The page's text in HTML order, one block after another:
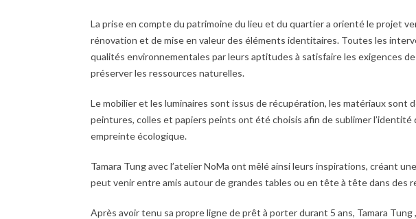
La prise en compte du patrimoine du lieu et du quartier a orienté le projet
rénovation et de mise en valeur des éléments identitaires. Toutes les
qualités environnementales par leurs aptitudes à satisfaire les exigences
préserver les ressources naturelles.
Le mobilier et les luminaires sont issus de récupération, les matériaux sont
peintures, colles et papiers peints ont été choisis afin de sublimer
empreinte écologique.
Tamara Tung avec l’atelier NoMa ont mêlé ainsi leurs inspirations, créant
peut venir entre amis autour de grandes tables ou en tête à tête dans des
Après avoir tenu sa propre ligne de prêt à porter durant 5 ans, Tamara